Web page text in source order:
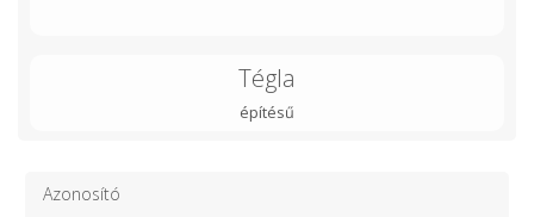
Tégla
építésű
Azonosító